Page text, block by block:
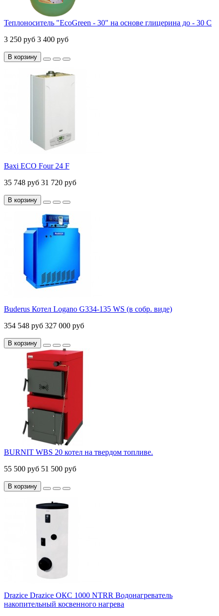
Теплоноситель "EcoGreen - 30" на основе глицерина до - 30 С
3 250 руб 3 400 руб
В корзину
Baxi ECO Four 24 F
35 748 руб 31 720 руб
В корзину
Buderus Котел Logano G334-135 WS (в собр. виде)
354 548 руб 327 000 руб
В корзину
BURNIT WBS 20 котел на твердом топливе.
55 500 руб 51 500 руб
В корзину
Drazice Drazice ОКС 1000 NTRR Водонагреватель
накопительный косвенного нагрева